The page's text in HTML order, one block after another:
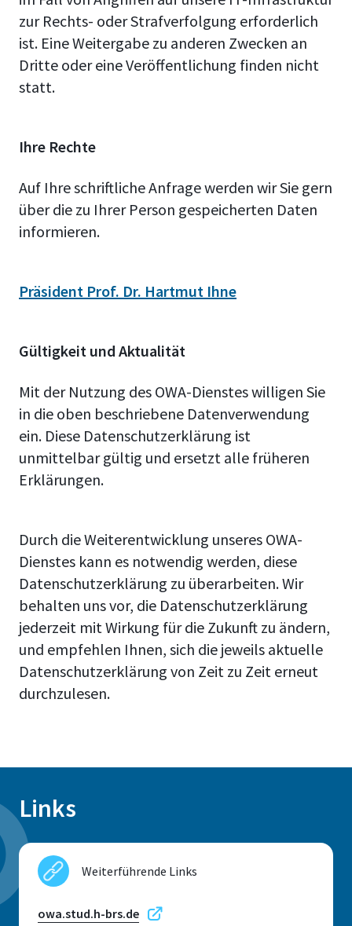
zur Rechts- oder Strafverfolgung erforderlich
ist. Eine Weitergabe zu anderen Zwecken an
Dritte oder eine Veröffentlichung finden nicht
statt.
Ihre Rechte
Auf Ihre schriftliche Anfrage werden wir Sie gern
über die zu Ihrer Person gespeicherten Daten
informieren.
Präsident Prof. Dr. Hartmut Ihne
Gültigkeit und Aktualität
Mit der Nutzung des OWA-Dienstes willigen Sie
in die oben beschriebene Datenverwendung
ein. Diese Datenschutzerklärung ist
unmittelbar gültig und ersetzt alle früheren
Erklärungen.
Durch die Weiterentwicklung unseres OWA-
Dienstes kann es notwendig werden, diese
Datenschutzerklärung zu überarbeiten. Wir
behalten uns vor, die Datenschutzerklärung
jederzeit mit Wirkung für die Zukunft zu ändern,
und empfehlen Ihnen, sich die jeweils aktuelle
Datenschutzerklärung von Zeit zu Zeit erneut
durchzulesen.
Links
Weiterführende Links
owa.stud.h-brs.de